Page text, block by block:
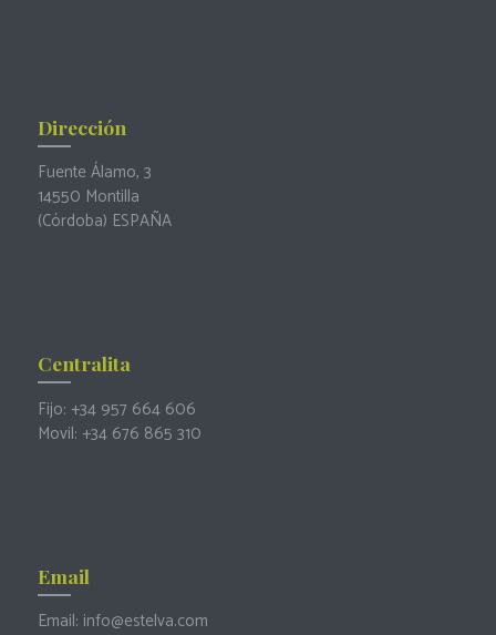
Dirección
Fuente Álamo, 3
14550 Montilla
(Córdoba) ESPAÑA
Centralita
Fijo: +34 957 664 606
Movil: +34 676 865 310
Email
Email: info@estelva.com